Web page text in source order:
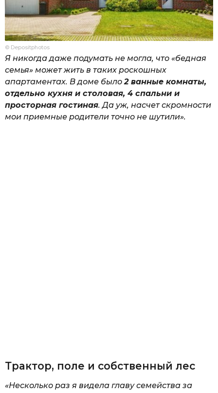
© Depositphotos
Я никогда даже подумать не могла, что «бедная
семья» может жить в таких роскошных
апартаментах. В доме было 2 ванные комнаты,
отдельно кухня и столовая, 4 спальни и
просторная гостиная. Да уж, насчет скромности
мои приемные родители точно не шутили».
Трактор, поле и собственный лес
«Несколько раз я видела главу семейства за